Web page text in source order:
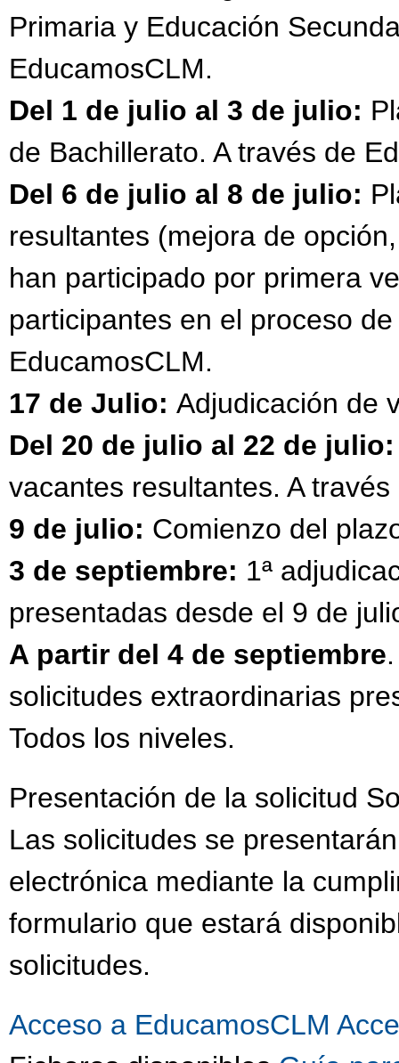
Primaria y Educación
EducamosCLM.
Del 1 de julio al 3 de julio:
de Bachillerato. A través de
Del 6 de julio al 8 de julio:
resultantes (mejora de
han participado por primera
participantes en el proceso
EducamosCLM.
17 de Julio: Adjudicación de
Del 20 de julio al 22 de
vacantes resultantes. A
9 de julio: Comienzo del
3 de septiembre: 1ª
presentadas desde el 9 de
A partir del 4 de septiembre
solicitudes extraordinarias
Todos los niveles.
Presentación de la solicitud
Las solicitudes se
electrónica mediante la
formulario que estará
solicitudes.
Acceso a EducamosCLM